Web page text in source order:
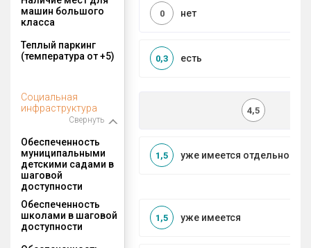
машин большого
класса
нет
0
Теплый паркинг
(температура от +5)
есть
0,3
Социальная
инфраструктура
Свернуть
4,5
Обеспеченность
муниципальными
детскими садами в
шаговой
доступности
уже имеется
1,5
Обеспеченность
школами в шаговой
доступности
уже имеется
1,5